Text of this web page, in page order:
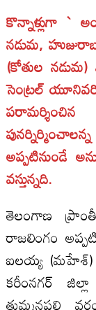
కొన్నాళ్లుగా `
నడుమ,
(కోతుల నడుమ)
సెంట్రల్‌
అప్పటినుండే
వస్తున్నది.
తెలంగాణ
రాజలింగం
ఐలయ్య (మహేశ్‌)
కరీంనగర్‌
తుమ్మనపల్లి